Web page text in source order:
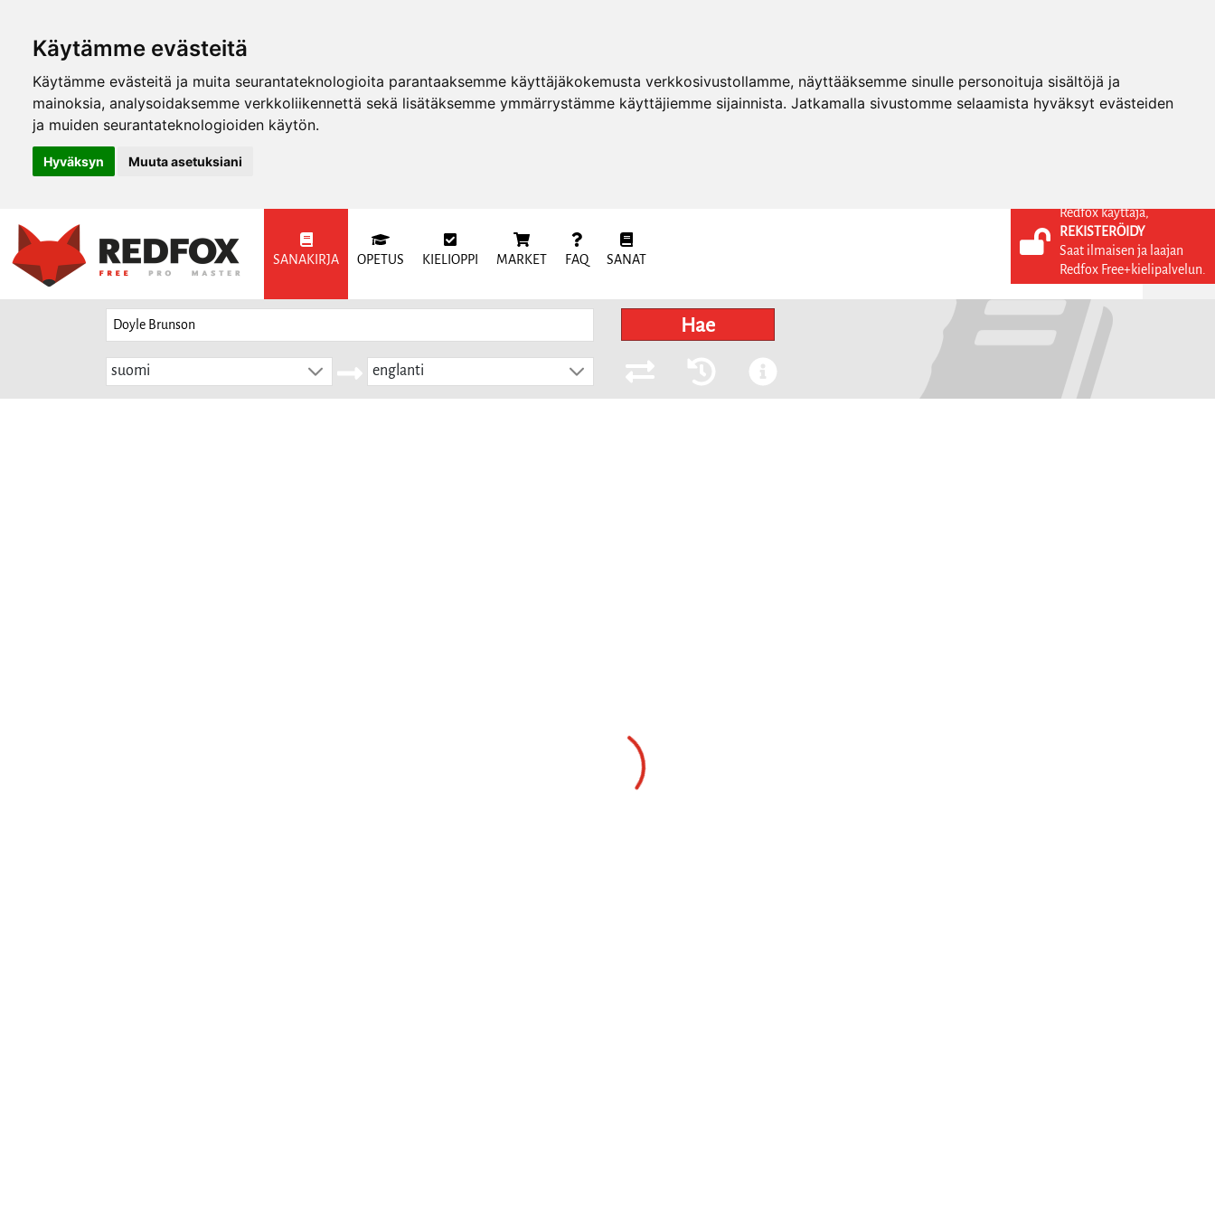
Käytämme evästeitä
Käytämme evästeitä ja muita seurantateknologioita parantaaksemme käyttäjäkokemusta verkkosivustollamme, näyttääksemme sinulle personoituja sisältöjä ja
mainoksia, analysoidaksemme verkkoliikennettä sekä lisätäksemme ymmärrystämme käyttäjiemme sijainnista. Jatkamalla sivustomme selaamista hyväksyt evästeiden
ja muiden seurantateknologioiden käytön.
Hyväksyn Muuta asetuksiani
SANAKIRJA OPETUS KIELIOPPI MARKET FAQ SANAT
KIRJAUDU SISÄÄN
REKISTERÖIDY
Hae
suomi englanti
Redfox käyttäjä,
REKISTERÖIDY
Saat ilmaisen ja laajan
Redfox Free+kielipalvelun.